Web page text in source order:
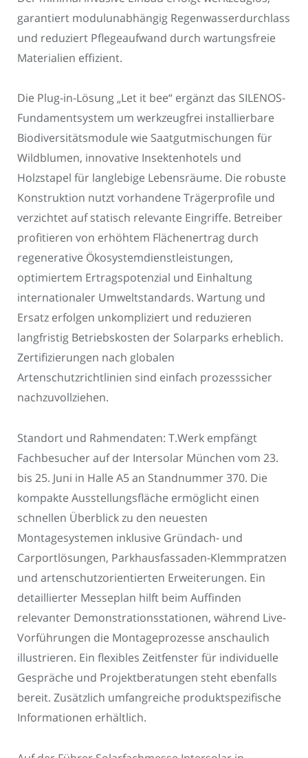
garantiert modulunabhängig Regenwasserdurchlass
und reduziert Pflegeaufwand durch wartungsfreie
Materialien effizient.
Die Plug-in-Lösung „Let it bee“ ergänzt das SILENOS-
Fundamentsystem um werkzeugfrei installierbare
Biodiversitätsmodule wie Saatgutmischungen für
Wildblumen, innovative Insektenhotels und
Holzstapel für langlebige Lebensräume. Die robuste
Konstruktion nutzt vorhandene Trägerprofile und
verzichtet auf statisch relevante Eingriffe. Betreiber
profitieren von erhöhtem Flächenertrag durch
regenerative Ökosystemdienstleistungen,
optimiertem Ertragspotenzial und Einhaltung
internationaler Umweltstandards. Wartung und
Ersatz erfolgen unkompliziert und reduzieren
langfristig Betriebskosten der Solarparks erheblich.
Zertifizierungen nach globalen
Artenschutzrichtlinien sind einfach prozesssicher
nachzuvollziehen.
Standort und Rahmendaten: T.Werk empfängt
Fachbesucher auf der Intersolar München vom 23.
bis 25. Juni in Halle A5 an Standnummer 370. Die
kompakte Ausstellungsfläche ermöglicht einen
schnellen Überblick zu den neuesten
Montagesystemen inklusive Gründach- und
Carportlösungen, Parkhausfassaden-Klemmpratzen
und artenschutzorientierten Erweiterungen. Ein
detaillierter Messeplan hilft beim Auffinden
relevanter Demonstrationsstationen, während Live-
Vorführungen die Montageprozesse anschaulich
illustrieren. Ein flexibles Zeitfenster für individuelle
Gespräche und Projektberatungen steht ebenfalls
bereit. Zusätzlich umfangreiche produktspezifische
Informationen erhältlich.